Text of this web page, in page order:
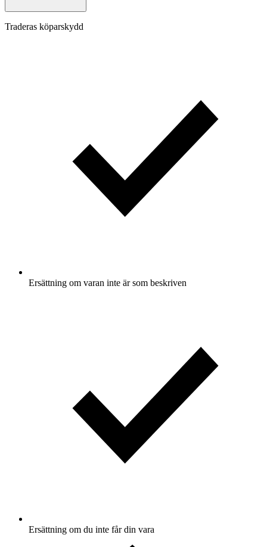
Traderas köparskydd
Ersättning om varan inte är som beskriven
Ersättning om du inte får din vara